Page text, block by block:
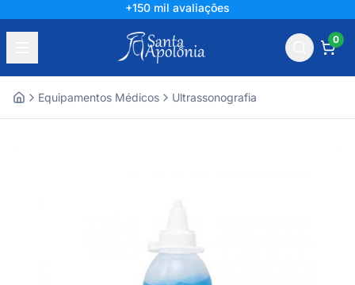
+150 mil avaliações
0
Equipamentos Médicos Ultrassonografia